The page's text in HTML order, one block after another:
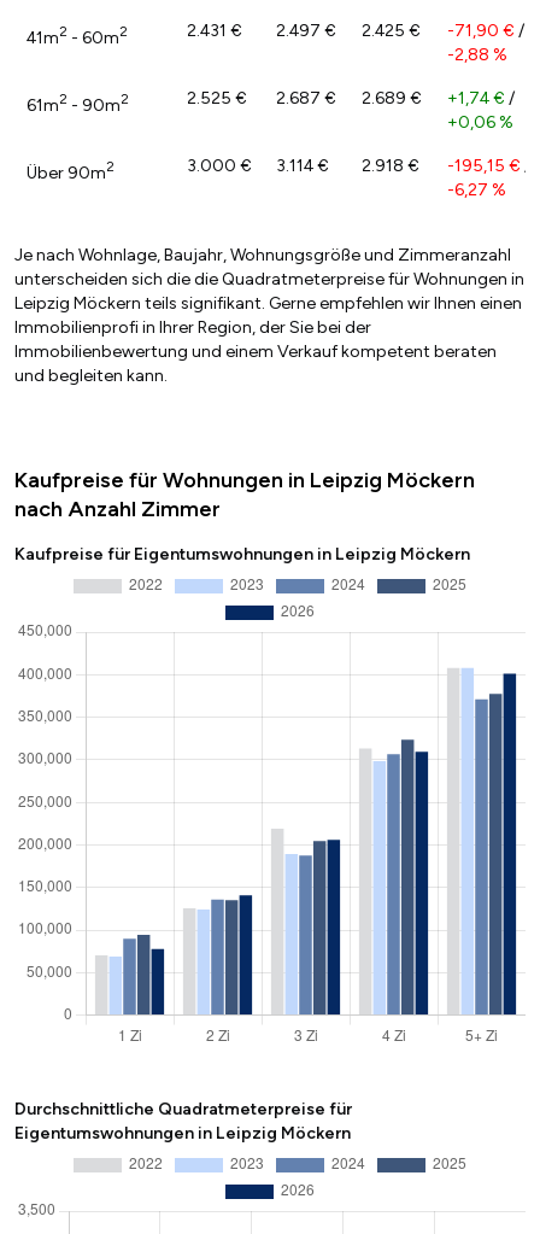
41m2 - 60m2 2.431 € 2.497 € 2.425 € -71,90 € /
-2,88 %
61m2 - 90m2 2.525 € 2.687 € 2.689 € +1,74 € /
+0,06 %
Über 90m2 3.000 € 3.114 € 2.918 € -195,15 € /
-6,27 %
Je nach Wohnlage, Baujahr, Wohnungsgröße und Zimmeranzahl
unterscheiden sich die die Quadratmeterpreise für Wohnungen in
Leipzig Möckern teils signifikant. Gerne empfehlen wir Ihnen einen
Immobilienprofi in Ihrer Region, der Sie bei der
Immobilienbewertung und einem Verkauf kompetent beraten
und begleiten kann.
Kaufpreise für Wohnungen in Leipzig Möckern
nach Anzahl Zimmer
Kaufpreise für Eigentumswohnungen in Leipzig Möckern
Durchschnittliche Quadratmeterpreise für
Eigentumswohnungen in Leipzig Möckern